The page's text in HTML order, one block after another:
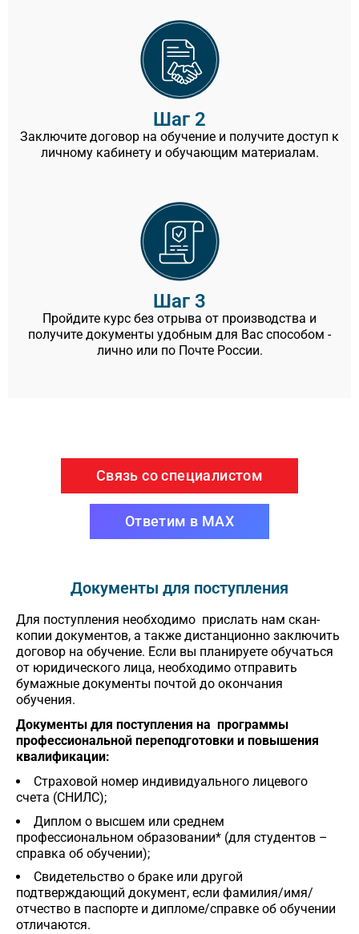
Шаг 2
Заключите договор на обучение и получите доступ к
личному кабинету и обучающим материалам.
Шаг 3
Пройдите курс без отрыва от производства и
получите документы удобным для Вас способом -
лично или по Почте России.
Связь со специалистом
Ответим в MAX
Документы для поступления
Для поступления необходимо прислать нам скан-
копии документов, а также дистанционно заключить
договор на обучение. Если вы планируете обучаться
от юридического лица, необходимо отправить
бумажные документы почтой до окончания
обучения.
Документы для поступления на программы
профессиональной переподготовки и повышения
квалификации:
Страховой номер индивидуального лицевого
счета (СНИЛС);
Диплом о высшем или среднем
профессиональном образовании* (для студентов –
справка об обучении);
Свидетельство о браке или другой
подтверждающий документ, если фамилия/имя/
отчество в паспорте и дипломе/справке об обучении
отличаются.